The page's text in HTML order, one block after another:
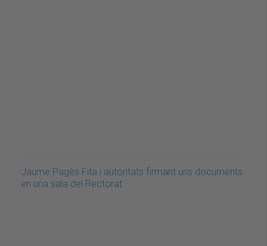
Jaume Pagès Fita i autoritats firmant uns documents
en una sala del Rectorat